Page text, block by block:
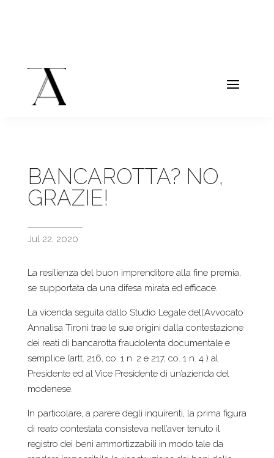
BANCAROTTA? NO,
GRAZIE!
Jul 22, 2020
La resilienza del buon imprenditore alla fine premia,
se supportata da una difesa mirata ed efficace.
La vicenda seguita dallo Studio Legale dell’Avvocato
Annalisa Tironi trae le sue origini dalla contestazione
dei reati di bancarotta fraudolenta documentale e
semplice (artt. 216, co. 1 n. 2 e 217, co. 1 n. 4 ) al
Presidente ed al Vice Presidente di un’azienda del
modenese.
In particolare, a parere degli inquirenti, la prima figura
di reato contestata consisteva nell’aver tenuto il
registro dei beni ammortizzabili in modo tale da